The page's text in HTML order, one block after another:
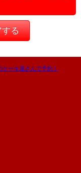
する
ーキ屋さんで予約！